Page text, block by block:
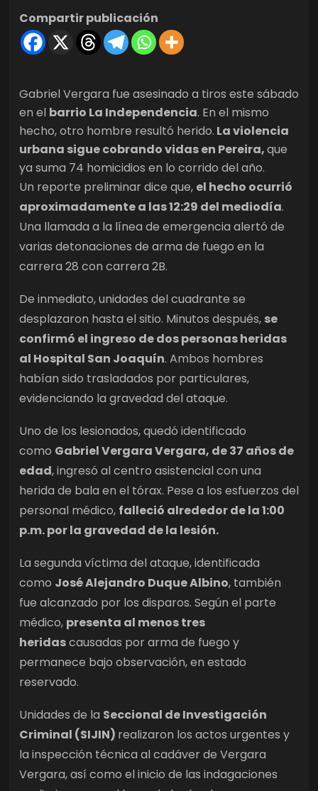
Compartir publicación
Gabriel Vergara fue asesinado a tiros este sábado
en el barrio La Independencia. En el mismo
hecho, otro hombre resultó herido. La violencia
urbana sigue cobrando vidas en Pereira,que
ya suma 74 homicidios en lo corrido del año.
Un reporte preliminar dice que, el hecho ocurrió
aproximadamente a las 12:29 del mediodía.
Una llamada a la línea de emergencia alertó de
varias detonaciones de arma de fuego en la
carrera 28 con carrera 2B.
De inmediato, unidades del cuadrante se
desplazaron hasta el sitio. Minutos después, se
confirmó el ingreso de dos personas heridas
al Hospital San Joaquín. Ambos hombres
habían sido trasladados por particulares,
evidenciando la gravedad del ataque.
Uno de los lesionados, quedó identificado
como Gabriel Vergara Vergara, de 37 años de
edad, ingresó al centro asistencial con una
herida de bala en el tórax. Pese a los esfuerzos del
personal médico, falleció alrededor de la 1:00
p.m. por la gravedad de la lesión.
La segunda víctima del ataque, identificada
como José Alejandro Duque Albino, también
fue alcanzado por los disparos. Según el parte
médico, presenta al menos tres
heridascausadas por arma de fuego y
permanece bajo observación, en estado
reservado.
Unidades de la Seccional de Investigación
Criminal (SIJIN) realizaron los actos urgentes y
la inspección técnica al cadáver de Vergara
Vergara, así como el inicio de las indagaciones